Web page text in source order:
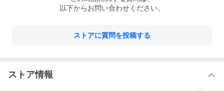
以下からお問い合わせください。
ストアに質問を投稿する
ストア情報